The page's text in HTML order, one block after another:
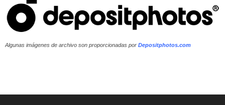
Algunas imágenes de archivo son proporcionadas por Depositphotos.com